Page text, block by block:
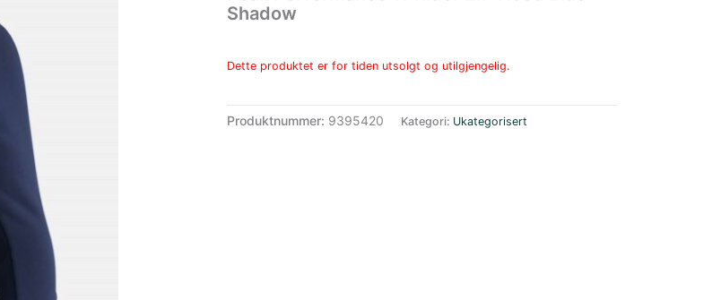
Shadow
Dette produktet er for tiden utsolgt og utilgjengelig.
Produktnummer: 9395420 Kategori: Ukategorisert